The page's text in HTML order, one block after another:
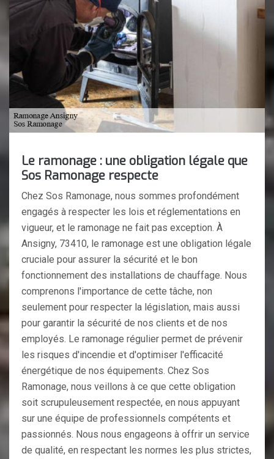
Le ramonage : une obligation légale que
Sos Ramonage respecte
Chez Sos Ramonage, nous sommes profondément
engagés à respecter les lois et réglementations en
vigueur, et le ramonage ne fait pas exception. À
Ansigny, 73410, le ramonage est une obligation légale
cruciale pour assurer la sécurité et le bon
fonctionnement des installations de chauffage. Nous
comprenons l'importance de cette tâche, non
seulement pour respecter la législation, mais aussi
pour garantir la sécurité de nos clients et de nos
employés. Le ramonage régulier permet de prévenir
les risques d'incendie et d'optimiser l'efficacité
énergétique de nos équipements. Chez Sos
Ramonage, nous veillons à ce que cette obligation
soit scrupuleusement respectée, en nous appuyant
sur une équipe de professionnels compétents et
passionnés. Nous nous engageons à offrir un service
de qualité, en respectant les normes les plus strictes,